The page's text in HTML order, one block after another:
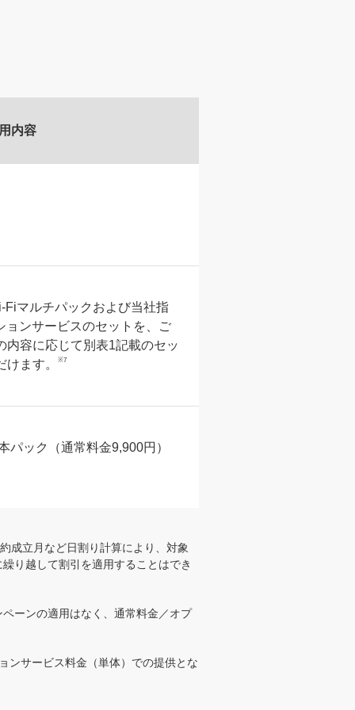
内容
マルチパックおよび当社指
ョンサービスのセットを、ご
内容に応じて別表1記載のセッ
ます。
※7
パック（通常料金9,900円）
成立月など日割り計算により、対象
り越して割引を適用することはでき
ーンの適用はなく、通常料金／オプ
サービス料金（単体）での提供とな